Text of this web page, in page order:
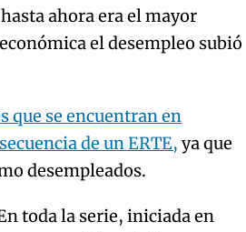
ahora era el mayor
el desempleo subió
que se encuentran en
de un ERTE, ya que
desempleados.
toda la serie, iniciada en